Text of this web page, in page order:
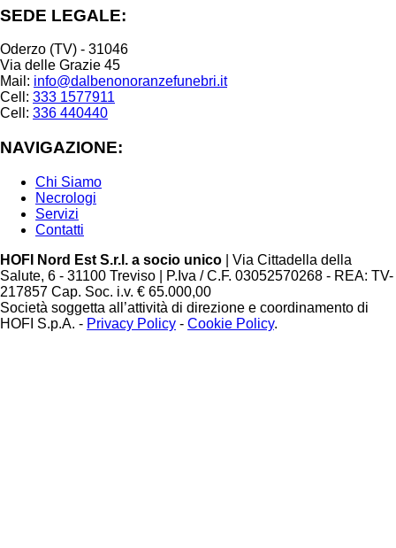
SEDE LEGALE:
Oderzo (TV) - 31046
Via delle Grazie 45
Mail: info@dalbenonoranzefunebri.it
Cell: 333 1577911
Cell: 336 440440
NAVIGAZIONE:
Chi Siamo
Necrologi
Servizi
Contatti
HOFI Nord Est S.r.l. a socio unico | Via Cittadella della
Salute, 6 - 31100 Treviso | P.Iva / C.F. 03052570268 - REA: TV-
217857 Cap. Soc. i.v. € 65.000,00
Società soggetta all’attività di direzione e coordinamento di
HOFI S.p.A. - Privacy Policy - Cookie Policy.